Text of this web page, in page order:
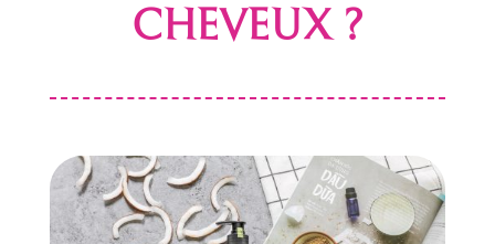
CHEVEUX ?